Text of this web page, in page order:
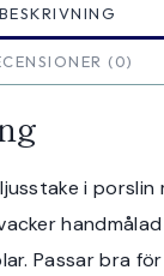
BESKRIVNING
(0)
i porslin
Passar bra